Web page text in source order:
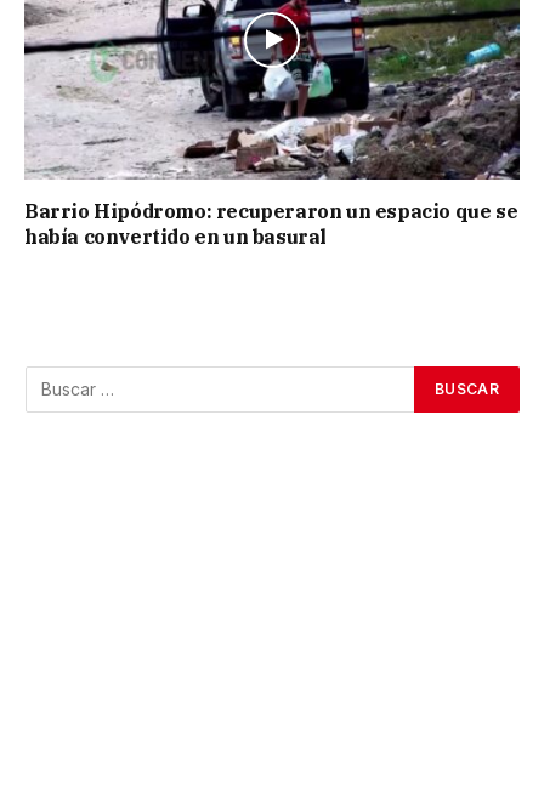
Barrio Hipódromo: recuperaron un espacio que se
había convertido en un basural